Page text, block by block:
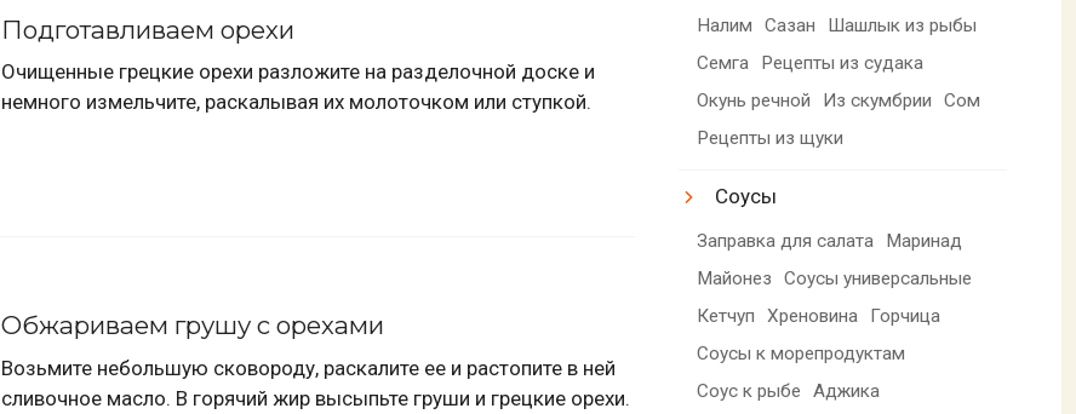
Подготавливаем орехи
Очищенные грецкие орехи разложите на разделочной доске и
немного измельчите, раскалывая их молоточком или ступкой.
Обжариваем грушу с орехами
Возьмите небольшую сковороду, раскалите ее и растопите в ней
сливочное масло. В горячий жир высыпьте груши и грецкие орехи.
Налим
Сазан
Шашлык из рыбы
Семга
Рецепты из судака
Окунь речной
Из скумбрии
Сом
Рецепты из щуки
Соусы
Заправка для салата
Маринад
Майонез
Соусы универсальные
Кетчуп
Хреновина
Горчица
Соусы к морепродуктам
Соус к рыбе
Аджика